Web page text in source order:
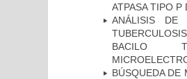
ATPASA TIPO
ANÁLISIS DE
BACILO
BÚSQUEDA DE